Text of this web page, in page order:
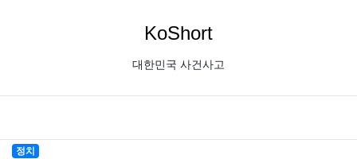
KoShort
대한민국 사건사고
정치